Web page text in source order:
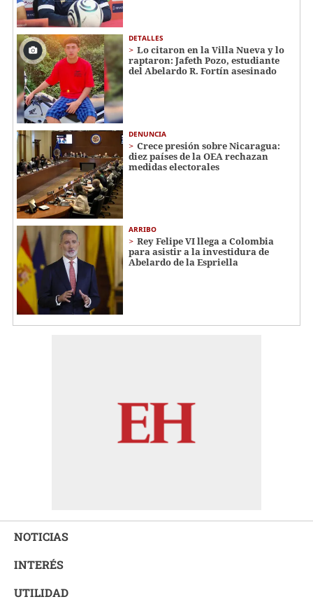
DETALLES
Lo citaron en la Villa Nueva y lo
raptaron: Jafeth Pozo, estudiante
del Abelardo R. Fortín asesinado
DENUNCIA
Crece presión sobre Nicaragua:
diez países de la OEA rechazan
medidas electorales
ARRIBO
Rey Felipe VI llega a Colombia
para asistir a la investidura de
Abelardo de la Espriella
NOTICIAS
INTERÉS
UTILIDAD